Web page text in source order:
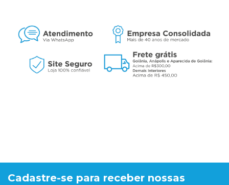
Cadastre-se para receber nossas